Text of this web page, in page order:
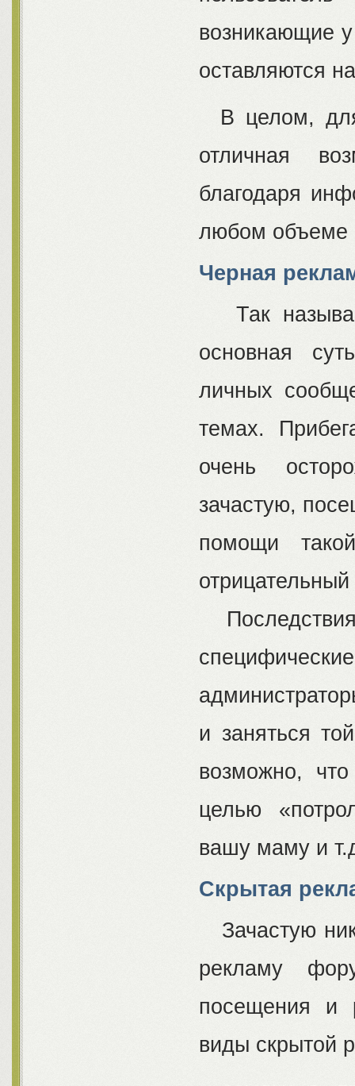
возникающие
оставляются
В целом, для
отличная
благодаря
любом объеме
Черная
Так
основная
личных
темах.
очень
зачастую,
помощи
отрицательный
и заняться
возможно,
целью
вашу маму и
Скрытая
Зачастую
рекламу
посещения и
виды скрытой